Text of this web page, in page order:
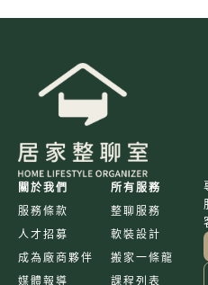
關於我們
服務條款
人才招募
成為廠商夥伴
媒體報導
所有服務
整聊服務
軟裝設計
搬家一條龍
課程列表